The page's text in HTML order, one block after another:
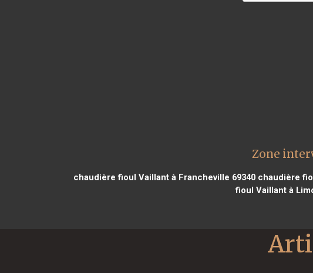
Zone
chaudière fioul Vaillant à Francheville 69340chaudière
fioul Vaillant à